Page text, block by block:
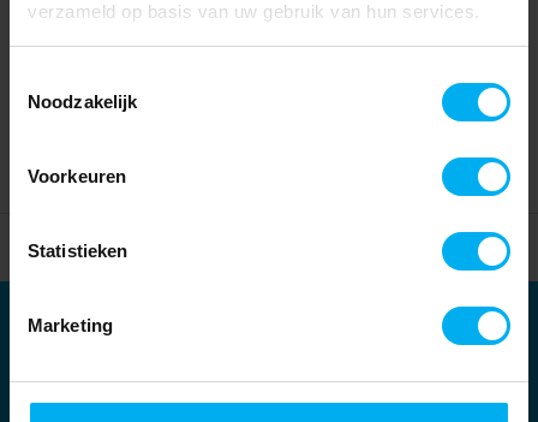
verzameld op basis van uw gebruik van hun services.
Noodzakelijk
Voorkeuren
Statistieken
Marketing
Home Partners
Partners
Kernpartners: